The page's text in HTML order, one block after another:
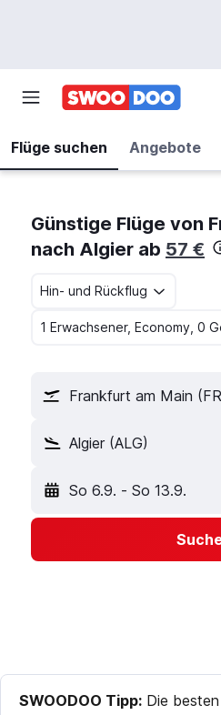
Flüge suchen Angebote
Günstige Flüge von
nach Algier ab 57 €
Hin- und Rückflug
1 Erwachsener, Economy, 0
Frankfurt am Main
Algier (ALG)
So 6.9. - So 13.9.
SWOODOO Tipp: Die